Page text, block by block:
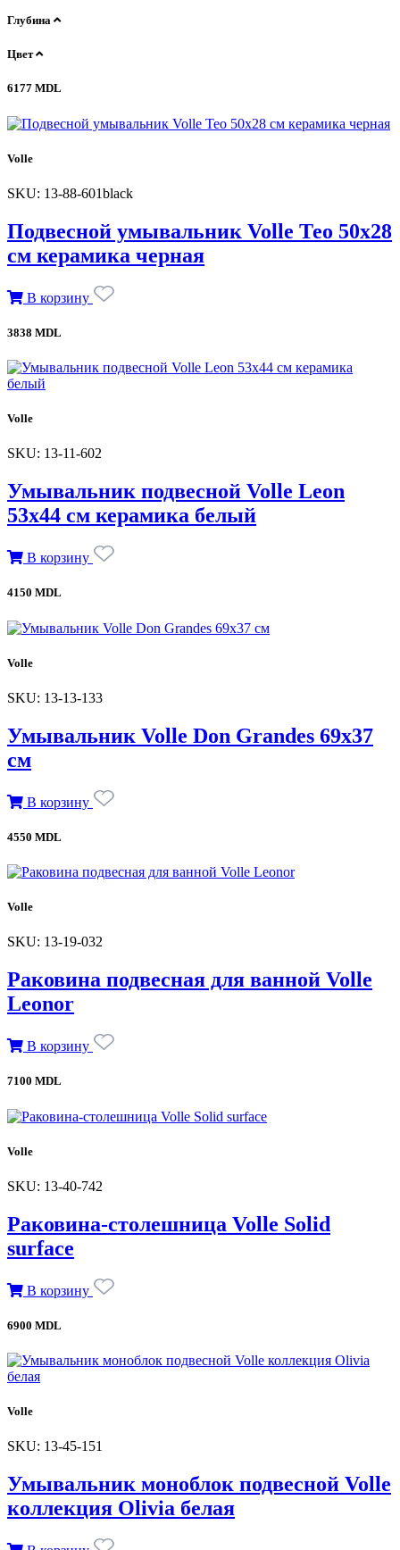
Глубина
Цвет
6177 MDL
Volle
SKU: 13-88-601black
Подвесной умывальник Volle Тео 50х28
см керамика черная
В корзину
3838 MDL
Volle
SKU: 13-11-602
Умывальник подвесной Volle Leon
53х44 см керамика белый
В корзину
4150 MDL
Volle
SKU: 13-13-133
Умывальник Volle Don Grandes 69x37
см
В корзину
4550 MDL
Volle
SKU: 13-19-032
Раковина подвесная для ванной Volle
Leonor
В корзину
7100 MDL
Volle
SKU: 13-40-742
Раковина-столешница Volle Solid
surface
В корзину
6900 MDL
Volle
SKU: 13-45-151
Умывальник моноблок подвесной Volle
коллекция Olivia белая